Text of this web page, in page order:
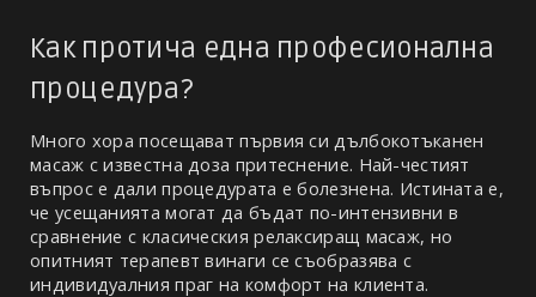
Как протича една професионална
процедура?
Много хора посещават първия си дълбокотъканен
масаж с известна доза притеснение. Най-честият
въпрос е дали процедурата е болезнена. Истината е,
че усещанията могат да бъдат по-интензивни в
сравнение с класическия релаксиращ масаж, но
опитният терапевт винаги се съобразява с
индивидуалния праг на комфорт на клиента.